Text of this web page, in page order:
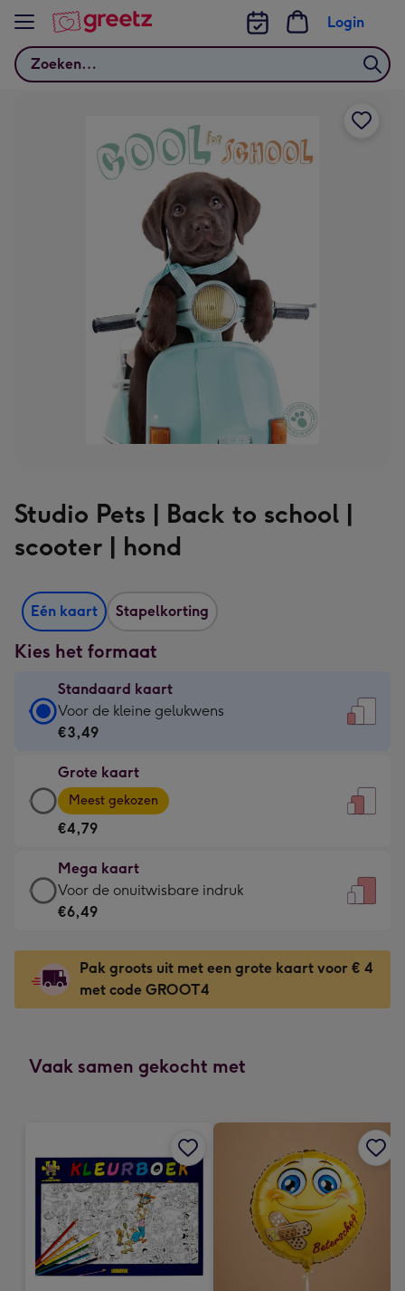
Bekijk meer
Zoeken
Login
Studio Pets | Back to school |
scooter | hond
Eén kaart Stapelkorting
Kies het formaat
Standaard kaart
Standaard
kaart
€3,49
-
Voor
kleine
gelukwens
-
120
x
160
mm
Voor de kleine gelukwens
€3,49
Grote kaart
Grote
kaart
-
€4,79
-
Meest
gekozen
Dimensions:
167
x
Meest gekozen
€4,79
Mega kaart
Mega
kaart
€6,49
-
Voor
indruk
333
mm
Voor de onuitwisbare indruk
€6,49
Pak groots uit met een grote kaart voor € 4
met code GROOT4
Vaak samen gekocht met